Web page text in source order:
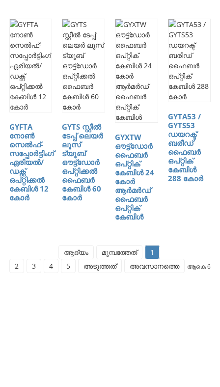
GYFTA
നോൺ
സെൽഫ്-
സപ്പോർട്ടിംഗ്
ഏരിയൽ/
ഡക്റ്റ്
ഒപ്റ്റിക്കൽ
കേബിൾ 12
കോർ
GYTS സ്റ്റീൽ
ടേപ്പ് ലെയർ
ലൂസ്
ട്യൂബ്
ഔട്ട്‌ഡോർ
ഒപ്റ്റിക്കൽ
ഫൈബർ
കേബിൾ 60
കോർ
GYXTW
ഔട്ട്‌ഡോർ
ഫൈബർ
ഒപ്റ്റിക്
കേബിൾ 24
കോർ
ആർമർഡ്
ഫൈബർ
ഒപ്റ്റിക്
കേബിൾ
GYTA53 /
GYTS53
ഡയറക്ട്
ബരീഡ്
ഫൈബർ
ഒപ്റ്റിക്
കേബിൾ
288 കോർ
ആദ്യം മുമ്പത്തേത്
1
2
3 4 5 അടുത്തത് അവസാനത്തെ ആകെ 6